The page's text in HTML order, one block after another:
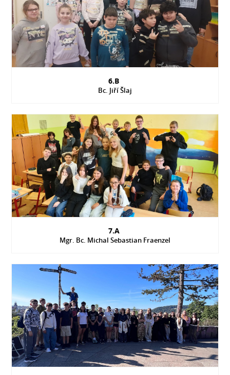
6.B
Bc. Jiří Šlaj
7.A
Mgr. Bc. Michal Sebastian Fraenzel